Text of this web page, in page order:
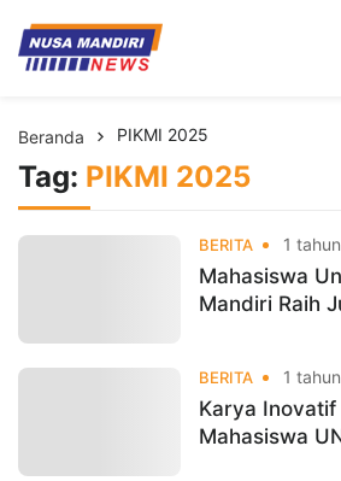
Kampus Digital Bisnis
Universitas Nusa Mandiri
Beranda PIKMI 2025
Tag: PIKMI 2025
BERITA 1
Mahasiswa
Mandiri Raih
BERITA 1
Karya
Mahasiswa